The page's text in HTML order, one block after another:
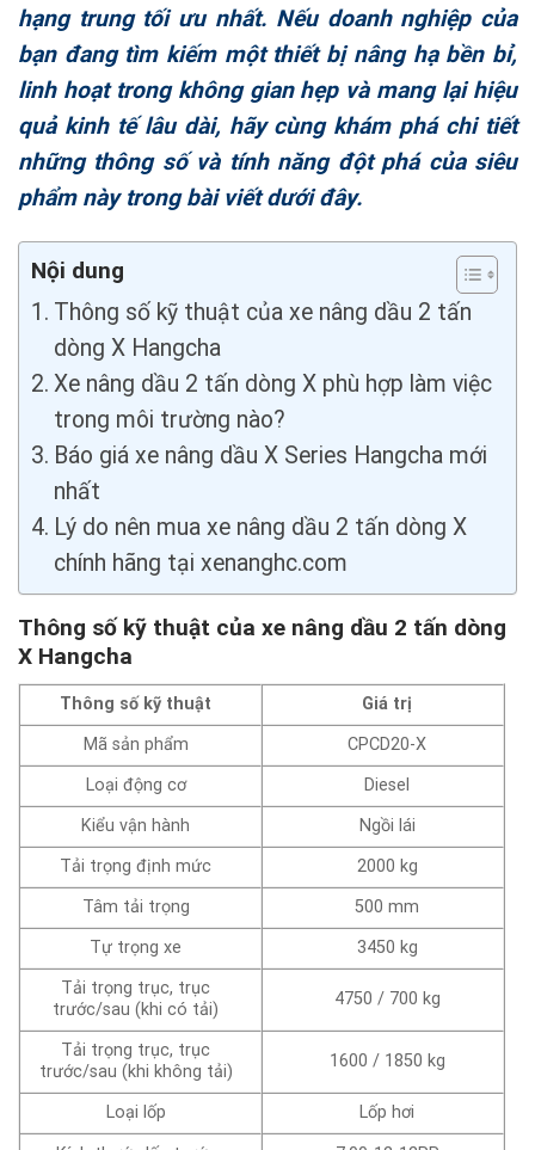
hạng trung tối ưu nhất. Nếu doanh nghiệp của
bạn đang tìm kiếm một thiết bị nâng hạ bền bỉ,
linh hoạt trong không gian hẹp và mang lại hiệu
quả kinh tế lâu dài, hãy cùng khám phá chi tiết
những thông số và tính năng đột phá của siêu
phẩm này trong bài viết dưới đây.
Nội dung
Thông số kỹ thuật của xe nâng dầu 2 tấn
dòng X Hangcha
Xe nâng dầu 2 tấn dòng X phù hợp làm việc
trong môi trường nào?
Báo giá xe nâng dầu X Series Hangcha mới
nhất
Lý do nên mua xe nâng dầu 2 tấn dòng X
chính hãng tại xenanghc.com
Thông số kỹ thuật của xe nâng dầu 2 tấn dòng
X Hangcha
Thông số kỹ thuật
Giá trị
Mã sản phẩm
CPCD20-X
Loại động cơ
Diesel
Kiểu vận hành
Ngồi lái
Tải trọng định mức
2000 kg
Tâm tải trọng
500 mm
Tự trọng xe
3450 kg
Tải trọng trục, trục
trước/sau (khi có tải)
4750 / 700 kg
Tải trọng trục, trục
trước/sau (khi không tải)
1600 / 1850 kg
Loại lốp Lốp hơi